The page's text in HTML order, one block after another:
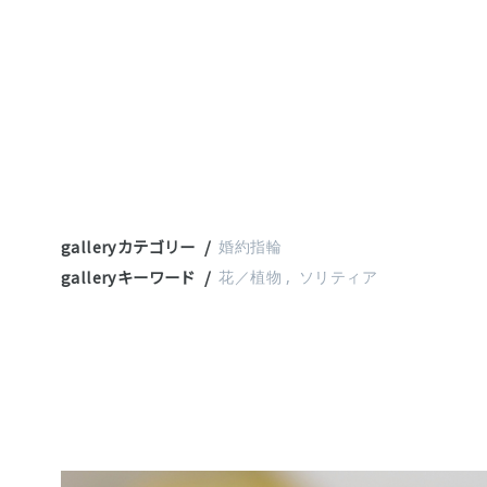
galleryカテゴリー 婚約指輪
galleryキーワード 花／植物 ソリティア